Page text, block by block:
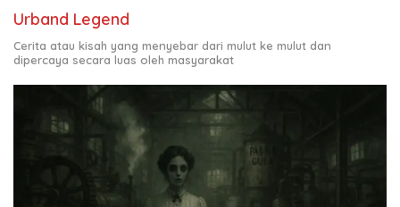
Urband Legend
Cerita atau kisah yang menyebar dari mulut ke mulut dan
dipercaya secara luas oleh masyarakat